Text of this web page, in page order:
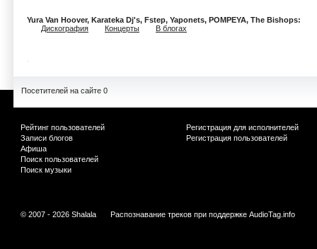
Yura Van Hoover, Karateka Dj's, Fstep, Yaponets, POMPEYA, The Bishops:
Дискография
Концерты В блогах
Посетителей на сайте 0
Рейтинг пользователей
Записи блогов
Афиша
Поиск пользователей
Поиск музыки
Регистрация для исполнителей
Регистрация пользователей
© 2007 - 2026 Shalala Распознавание треков при поддержке AudioTag.info